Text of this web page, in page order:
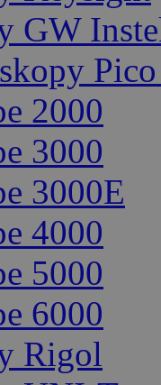
GW
2000
3000
3000E
4000
5000
6000
Rigol